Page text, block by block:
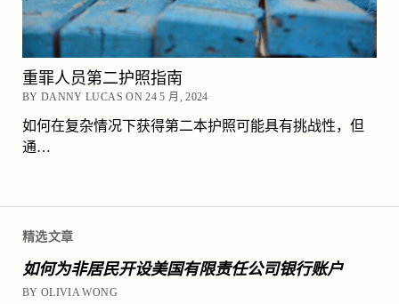
精选文章
如何为非居民开设美国有限责任公司银行账户
BY OLIVIA WONG
重罪人员第二护照指南
BY DANNY LUCAS ON 24 5 月, 2024
如何在复杂情况下获得第二本护照可能具有挑战性，但
通…